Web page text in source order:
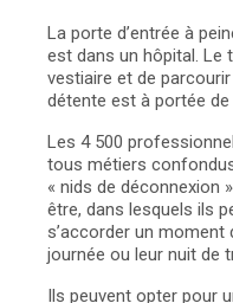
La porte d’entrée à
est dans un hôpital. Le
vestiaire et de
détente est à portée de
Les 4 500
tous métiers
« nids de déconnexion
être, dans lesquels ils
s’accorder un
journée ou leur nuit de
Ils peuvent opter pour